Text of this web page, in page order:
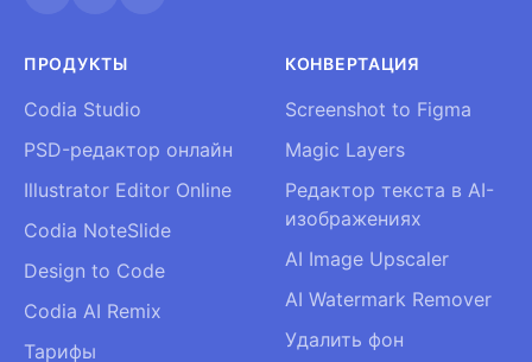
ПРОДУКТЫ
Codia Studio
PSD-редактор онлайн
Illustrator Editor Online
Codia NoteSlide
Design to Code
Codia AI Remix
Тарифы
КОНВЕРТАЦИЯ
Screenshot to Figma
Magic Layers
Редактор текста в AI-
изображениях
AI Image Upscaler
AI Watermark Remover
Удалить фон